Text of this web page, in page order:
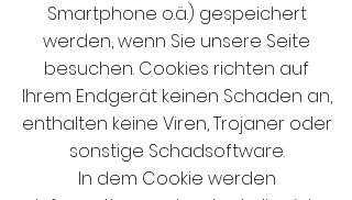
Smartphone o.ä.) gespeichert
werden, wenn Sie unsere Seite
besuchen. Cookies richten auf
Ihrem Endgerät keinen Schaden an,
enthalten keine Viren, Trojaner oder
sonstige Schadsoftware.
In dem Cookie werden